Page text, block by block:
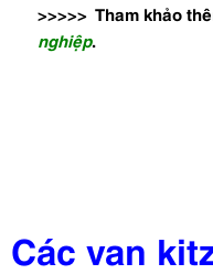
>>>>> Tham khảo
nghiệp.
Các van